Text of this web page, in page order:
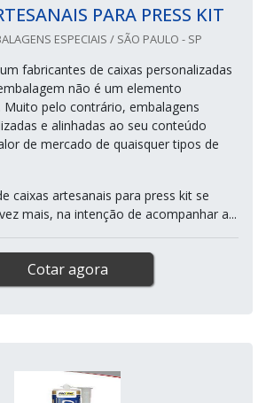
PARA PRESS KIT
ESPECIAIS / SÃO PAULO - SP
fabricantes de caixas personalizadas
não é um elemento
Muito pelo contrário, embalagens
e alinhadas ao seu conteúdo
de mercado de quaisquer tipos de
caixas artesanais para press kit se
mais, na intenção de acompanhar a...
Cotar agora